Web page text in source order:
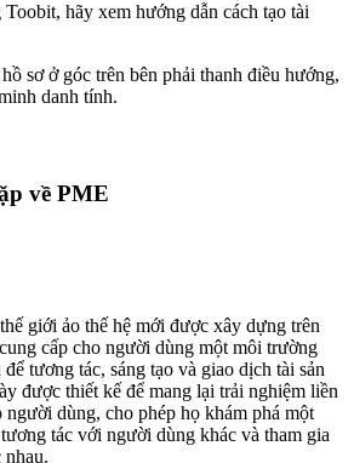
hãy xem hướng dẫn cách tạo tài
sơ ở góc trên bên phải thanh điều hướng,
danh tính.
về PME
giới ảo thế hệ mới được xây dựng trên
cấp cho người dùng một môi trường
tương tác, sáng tạo và giao dịch tài sản
được thiết kế để mang lại trải nghiệm liền
người dùng, cho phép họ khám phá một
tác với người dùng khác và tham gia
nhau.